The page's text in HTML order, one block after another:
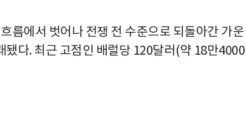
름에서 벗어나 전쟁 전 수준으로 되돌아간 가운
다. 최근 고점인 배럴당 120달러(약 18만4000